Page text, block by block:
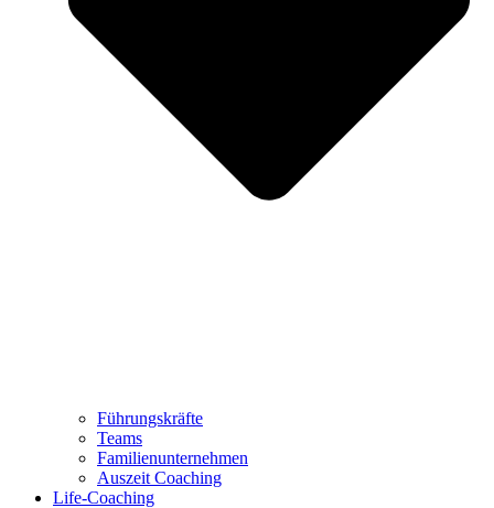
Führungskräfte
Teams
Familienunternehmen
Auszeit Coaching
Life-Coaching